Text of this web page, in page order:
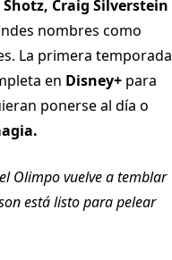
Craig Silverstein
nombres como
La primera temporada
en Disney+ para
ponerse al día o
Olimpo vuelve a temblar
está listo para pelear